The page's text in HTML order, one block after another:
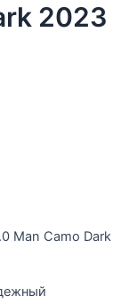
2023
Man Camo Dark